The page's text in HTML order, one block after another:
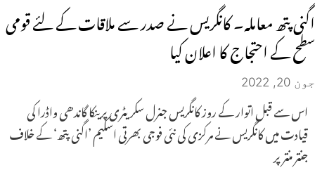
اگنی پتھ معاملہ۔ کانگریس نے صدر سے ملاقات کے لئے قومی
سطح کے احتجاج کا اعلان کیا
جون 20, 2022
اس سے قبل اتوار کے روز کانگریس جنرل سکریٹری پرینکا گاندھی واڈرا کی
قیادت میں کانگریس نے مرکزی کی نئی فوجی بھرتی اسکیم ’اگنی پتھ‘ کے خلاف
جنتر منتر پر